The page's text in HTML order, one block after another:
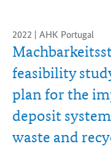
des
BMUKN
2022 | AHK Portugal
feasibility
plan for the
deposit
waste and